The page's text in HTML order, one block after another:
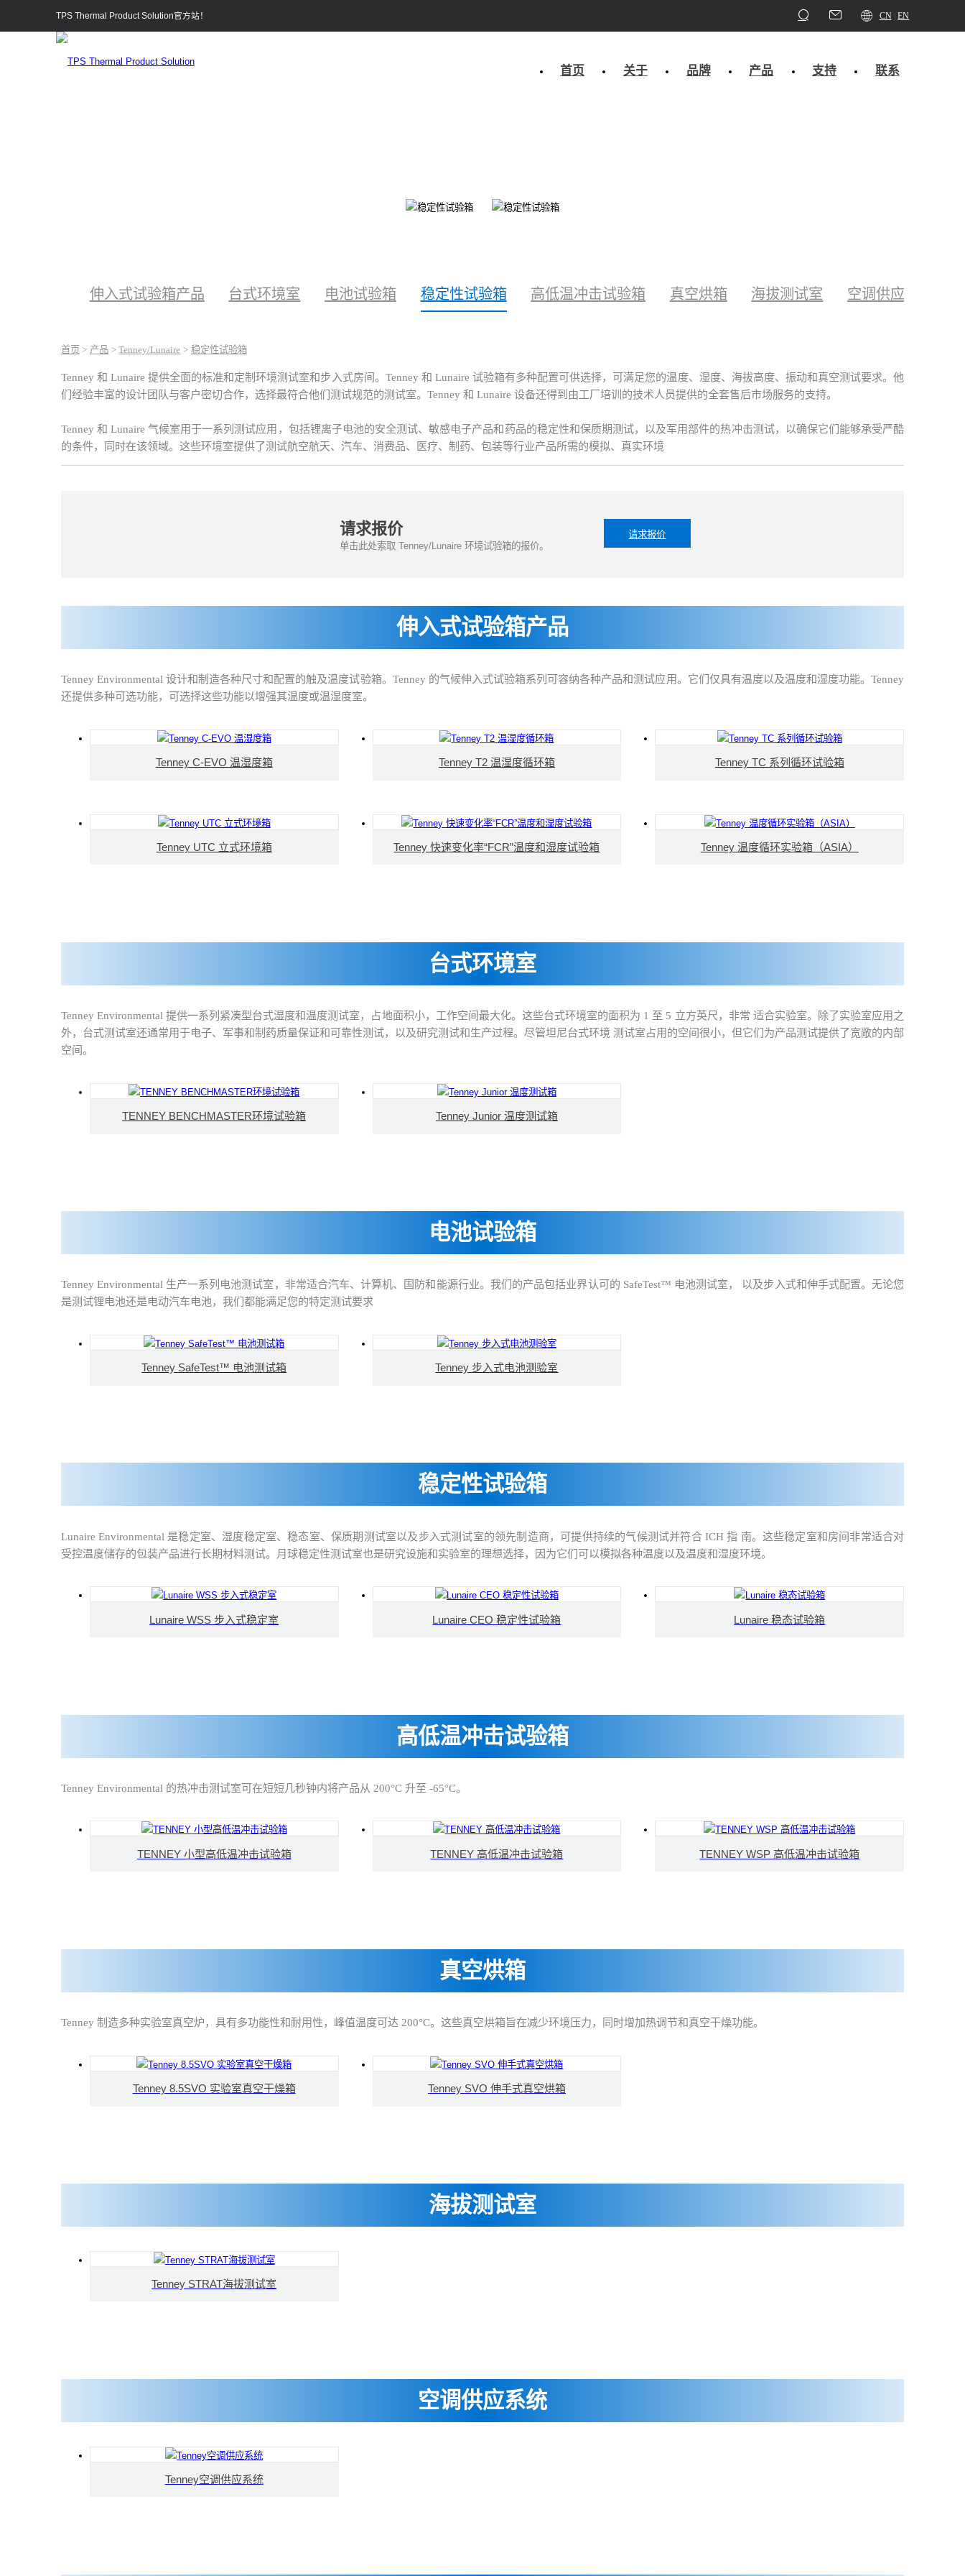
TPS Thermal Product Solution官方站！ CN EN
首页 关于 品牌 产品 支持 联系
伸入式试验箱产品 台式环境室 电池试验箱 稳定性试验箱 高低温冲击试验箱 真空烘箱 海拔测试室 空调供应系统
首页 > 产品 > Tenney/Lunaire > 稳定性试验箱
Tenney 和 Lunaire 提供全面的标准和定制环境测试室和步入式房间。Tenney 和 Lunaire 试验箱有多种配置可供选择，可满足您的温度、湿度、海拔高度、振动和真空测试要求。他
们经验丰富的设计团队与客户密切合作，选择最符合他们测试规范的测试室。Tenney 和 Lunaire 设备还得到由工厂培训的技术人员提供的全套售后市场服务的支持。
Tenney 和 Lunaire 气候室用于一系列测试应用，包括锂离子电池的安全测试、敏感电子产品和药品的稳定性和保质期测试，以及军用部件的热冲击测试，以确保它们能够承受严酷
的条件，同时在该领域。这些环境室提供了测试航空航天、汽车、消费品、医疗、制药、包装等行业产品所需的模拟、真实环境
请求报价
单击此处索取 Tenney/Lunaire 环境试验箱的报价。
请求报价
伸入式试验箱产品
Tenney Environmental 设计和制造各种尺寸和配置的触及温度试验箱。Tenney 的气候伸入式试验箱系列可容纳各种产品和测试应用。它们仅具有温度以及温度和湿度功能。Tenney
还提供多种可选功能，可选择这些功能以增强其温度或温湿度室。
Tenney C-EVO 温湿度箱 Tenney T2 温湿度循环箱 Tenney TC 系列循环试验箱
Tenney UTC 立式环境箱 Tenney 快速变化率“FCR”温度和湿度试验箱 Tenney 温度循环实验箱（ASIA）
台式环境室
Tenney Environmental 提供一系列紧凑型台式湿度和温度测试室，占地面积小，工作空间最大化。这些台式环境室的面积为 1 至 5 立方英尺，非常 适合实验室。除了实验室应用之
外，台式测试室还通常用于电子、军事和制药质量保证和可靠性测试，以及研究测试和生产过程。尽管坦尼台式环境 测试室占用的空间很小，但它们为产品测试提供了宽敞的内部
空间。
TENNEY BENCHMASTER环境试验箱 Tenney Junior 温度测试箱
电池试验箱
Tenney Environmental 生产一系列电池测试室，非常适合汽车、计算机、国防和能源行业。我们的产品包括业界认可的 SafeTest™ 电池测试室， 以及步入式和伸手式配置。无论您
是测试锂电池还是电动汽车电池，我们都能满足您的特定测试要求
Tenney SafeTest™ 电池测试箱 Tenney 步入式电池测验室
稳定性试验箱
Lunaire Environmental 是稳定室、湿度稳定室、稳态室、保质期测试室以及步入式测试室的领先制造商，可提供持续的气候测试并符合 ICH 指 南。这些稳定室和房间非常适合对
受控温度储存的包装产品进行长期材料测试。月球稳定性测试室也是研究设施和实验室的理想选择，因为它们可以模拟各种温度以及温度和湿度环境。
Lunaire WSS 步入式稳定室 Lunaire CEO 稳定性试验箱 Lunaire 稳态试验箱
高低温冲击试验箱
Tenney Environmental 的热冲击测试室可在短短几秒钟内将产品从 200°C 升至 -65°C。
TENNEY 小型高低温冲击试验箱 TENNEY 高低温冲击试验箱 TENNEY WSP 高低温冲击试验箱
真空烘箱
Tenney 制造多种实验室真空炉，具有多功能性和耐用性，峰值温度可达 200°C。这些真空烘箱旨在减少环境压力，同时增加热调节和真空干燥功能。
Tenney 8.5SVO 实验室真空干燥箱 Tenney SVO 伸手式真空烘箱
海拔测试室
Tenney STRAT海拔测试室
空调供应系统
Tenney空调供应系统